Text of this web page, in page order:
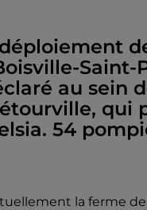
Saint-
au sein
qui
54
la ferme